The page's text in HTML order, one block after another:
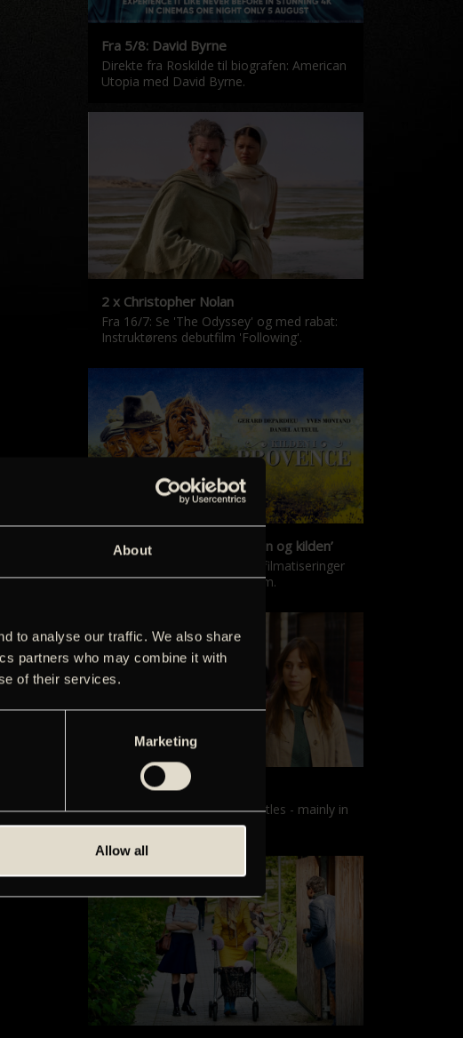
About
to analyse our traffic. We also share
partners who may combine it with
of their services.
Marketing
Allow all
Fra 5/8: David Byrne
Direkte fra Roskilde til biografen: American
Utopia med David Byrne.
2 x Christopher Nolan
Fra 16/7: Se 'The Odyssey' og med rabat:
Instruktørens debutfilm 'Following'.
‘Kilden i Provence’ & ‘Manon og kilden’
De klassiske Marcel Pagnol-filmatiseringer
er tilbage i nyrestaureret form.
Films with English subtitles
Screenings with English subtitles - mainly in
our sister cinema, Gloria.